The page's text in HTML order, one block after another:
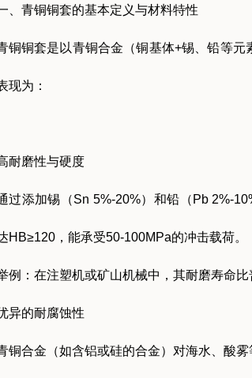
、青铜铜套的基本定义与材料特性
铜铜套是以青铜合金（铜基体+锡、铅等
现为：
耐磨性与硬度
过添加锡（Sn 5%-20%）和铅（Pb 2%-
HB≥120，能承受50-100MPa的冲击载荷。
例：在注塑机或矿山机械中，其耐磨寿命比
异的耐腐蚀性
铜合金（如含铝或硅的合金）对海水、酸